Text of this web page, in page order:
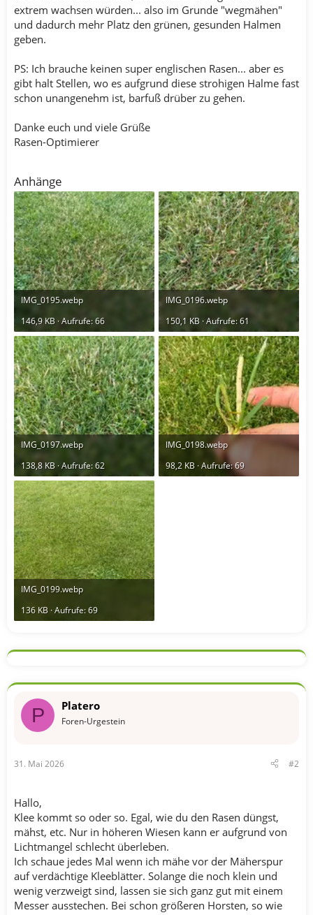
extrem wachsen würden... also im Grunde "wegmähen"
und dadurch mehr Platz den grünen, gesunden Halmen
geben.
PS: Ich brauche keinen super englischen Rasen... aber es
gibt halt Stellen, wo es aufgrund diese strohigen Halme fast
schon unangenehm ist, barfuß drüber zu gehen.
Danke euch und viele Grüße
Rasen-Optimierer
Anhänge
IMG_0195.webp
146,9 KB · Aufrufe: 66
IMG_0196.webp
150,1 KB · Aufrufe: 61
IMG_0197.webp
138,8 KB · Aufrufe: 62
IMG_0198.webp
98,2 KB · Aufrufe: 69
IMG_0199.webp
136 KB · Aufrufe: 69
P Platero
Foren-Urgestein
31. Mai 2026 #2
Hallo,
Klee kommt so oder so. Egal, wie du den Rasen düngst,
mähst, etc. Nur in höheren Wiesen kann er aufgrund von
Lichtmangel schlecht überleben.
Ich schaue jedes Mal wenn ich mähe vor der Mäherspur
auf verdächtige Kleeblätter. Solange die noch klein und
wenig verzweigt sind, lassen sie sich ganz gut mit einem
Messer ausstechen. Bei schon größeren Horsten, so wie